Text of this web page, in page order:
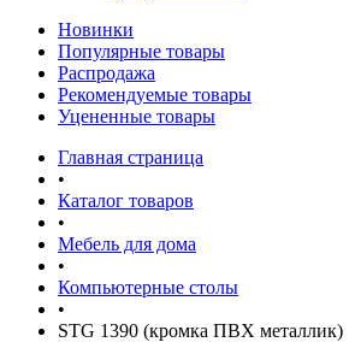
Новинки
Популярные товары
Распродажа
Рекомендуемые товары
Уцененные товары
Главная страница
•
Каталог товаров
•
Мебель для дома
•
Компьютерные столы
•
STG 1390 (кромка ПВХ металлик)